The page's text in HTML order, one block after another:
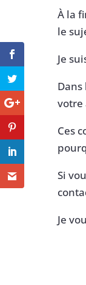
À la
le
Je
votre
Ces
Si
Je